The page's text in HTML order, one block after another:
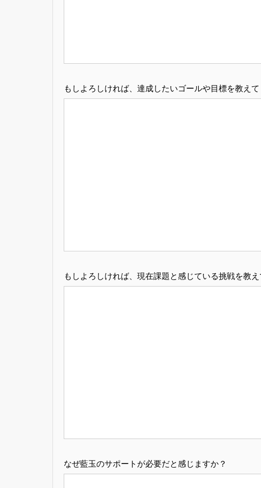
もしよろしければ、達成したいゴールや目標を教え
もしよろしければ、現在課題と感じている挑戦を教
なぜ藍玉のサポートが必要だと感じますか？